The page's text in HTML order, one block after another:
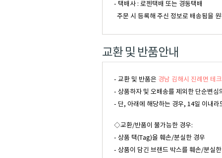
- 택배사 : 로젠택배 또는 경동택배
주문 시 등록해 주신 정보로 배송됨을
교환 및 반품안내
- 교환 및 반품은 경남 김해시 진례면 테
- 상품하자 및 오배송를 제외한 단순변
- 단, 아래에 해당하는 경우, 14일 이내
◇교환/반품이 불가능한 경우:
- 상품 택(Tag)을 훼손/분실한 경우
- 상품이 담긴 브랜드 박스를 훼손/분실